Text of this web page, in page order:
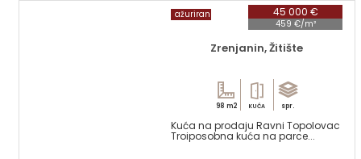
45 000 €
459 €/m²
ažuriran
Zrenjanin, Žitište
98 m2 KUĆA spr.
Kuća na prodaju Ravni Topolovac
Troiposobna kuća na parce...